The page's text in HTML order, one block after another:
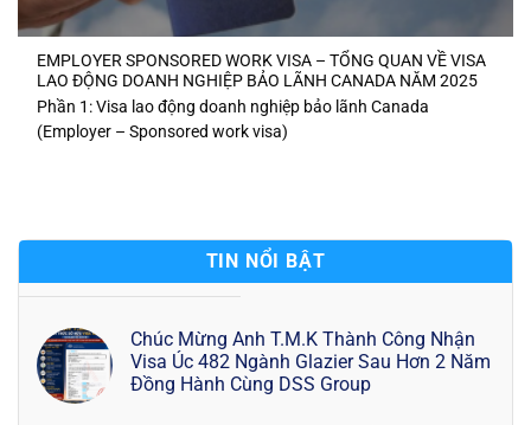
EMPLOYER SPONSORED WORK VISA – TỔNG QUAN VỀ VISA
LAO ĐỘNG DOANH NGHIỆP BẢO LÃNH CANADA NĂM 2025
Phần 1: Visa lao động doanh nghiệp bảo lãnh Canada
(Employer – Sponsored work visa)
TIN NỔI BẬT
Chúc Mừng Anh T.M.K Thành Công Nhận
Visa Úc 482 Ngành Glazier Sau Hơn 2 Năm
Đồng Hành Cùng DSS Group